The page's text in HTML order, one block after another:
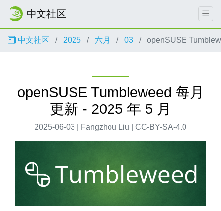
中文社区
中文社区 2025 六月 03 openSUSE
openSUSE Tumbleweed 每月
更新 - 2025 年 5 月
2025-06-03 | Fangzhou Liu | CC-BY-SA-4.0